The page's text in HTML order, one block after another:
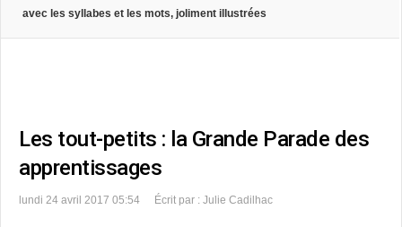
avec les syllabes et les mots, joliment illustrées
Les tout-petits : la Grande Parade des
apprentissages
lundi 24 avril 2017 05:54 Écrit par : Julie Cadilhac